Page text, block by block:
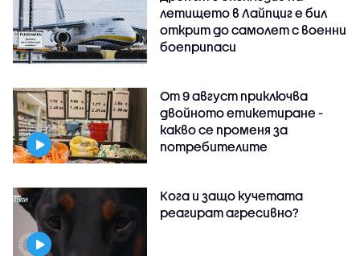
летището в Лайпциг е бил
открит до самолет с военни
боеприпаси
От 9 август приключва
двойното етикетиране -
какво се променя за
потребителите
Кога и защо кучетата
реагират агресивно?